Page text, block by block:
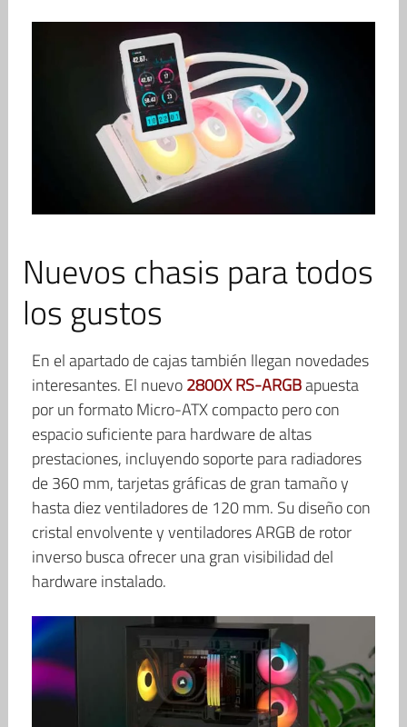
Nuevos chasis para todos
los gustos
En el apartado de cajas también llegan novedades
interesantes. El nuevo2800X RS-ARGBapuesta
por un formato Micro-ATX compacto pero con
espacio suficiente para hardware de altas
prestaciones, incluyendo soporte para radiadores
de 360 mm, tarjetas gráficas de gran tamaño y
hasta diez ventiladores de 120 mm. Su diseño con
cristal envolvente y ventiladores ARGB de rotor
inverso busca ofrecer una gran visibilidad del
hardware instalado.